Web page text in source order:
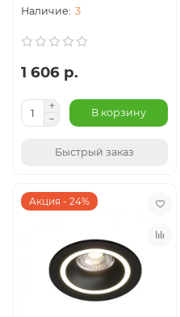
3
1 606 р.
В корзину
Быстрый заказ
Акция - 24%